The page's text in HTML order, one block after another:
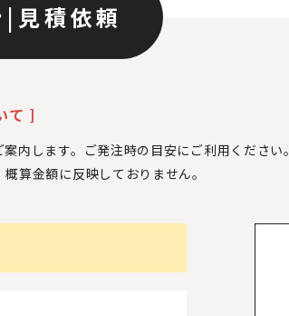
| 見積依頼
て ]
内します。ご発注時の目安にご利用ください。
概算金額に反映しておりません。